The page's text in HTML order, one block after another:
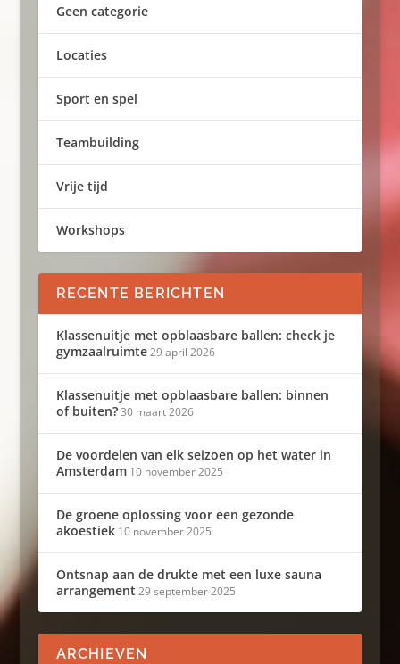
Geen categorie
Locaties
Sport en spel
Teambuilding
Vrije tijd
Workshops
RECENTE BERICHTEN
Klassenuitje met opblaasbare ballen: check je
gymzaalruimte 29 april 2026
Klassenuitje met opblaasbare ballen: binnen
of buiten? 30 maart 2026
De voordelen van elk seizoen op het water in
Amsterdam 10 november 2025
De groene oplossing voor een gezonde
akoestiek 10 november 2025
Ontsnap aan de drukte met een luxe sauna
arrangement 29 september 2025
ARCHIEVEN